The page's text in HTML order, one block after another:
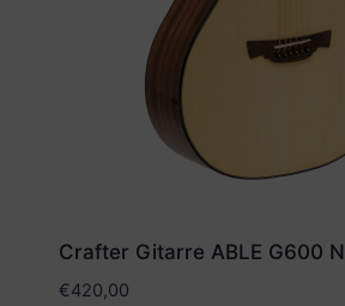
Crafter Gitarre ABLE G600 N
€420,00